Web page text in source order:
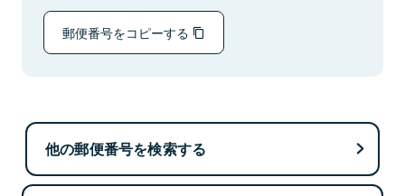
郵便番号をコピーする
他の郵便番号を検索する